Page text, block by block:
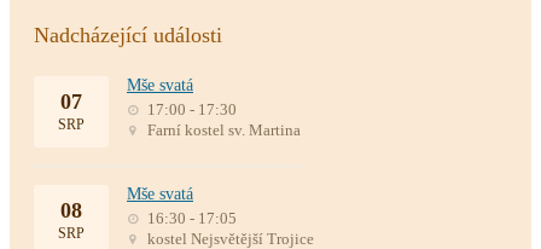
Nadcházející události
07
SRP
Mše svatá
17:00 - 17:30
Farní kostel sv. Martina
08
SRP
Mše svatá
16:30 - 17:05
kostel Nejsvětější Trojice